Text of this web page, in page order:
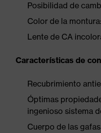
Posibilidad de
Color de la
Lente de CA
Características de
Recubrimiento
Óptimas
ingenioso sistema
Cuerpo de las